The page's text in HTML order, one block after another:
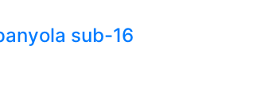
sub-16